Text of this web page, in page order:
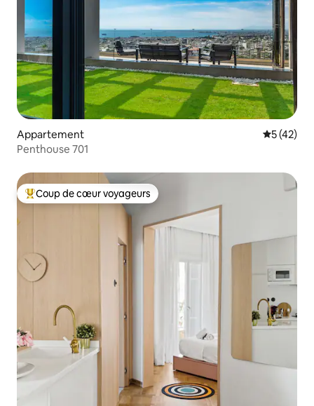
Appartement
5 (42)
Penthouse 701
Coups de cœur voyageurs les plus appréciés
Coup de cœur voyageurs